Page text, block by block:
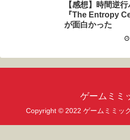
【感想】時間逆
『The Entropy
が面白かった
ゲームミミ
Copyright © 2022 ゲームミミッ